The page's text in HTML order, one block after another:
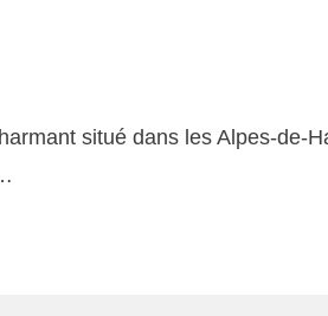
situé dans les Alpes-de-